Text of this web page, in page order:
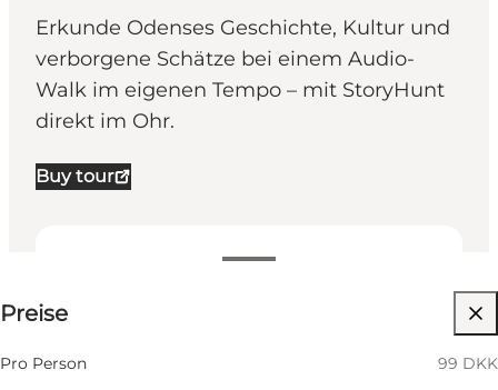
Erkunde Odenses Geschichte, Kultur und
verborgene Schätze bei einem Audio-
Walk im eigenen Tempo – mit StoryHunt
direkt im Ohr.
Buy tour
Preise
Pro Person 99 DKK
Hunde erlaubt